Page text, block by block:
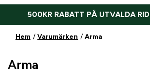
500KR RABATT PÅ UTVALDA
Hem Varumärken Arma
Arma